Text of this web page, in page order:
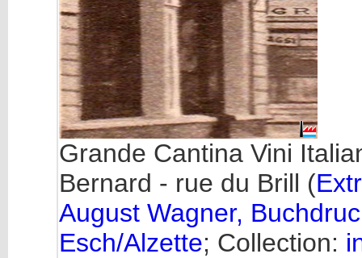
Grande Cantina Vini
Bernard - rue du Brill (
August Wagner,
Esch/Alzette; Collection: